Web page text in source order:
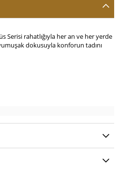
Serisi rahatlığıyla her an ve her yerde
dokusuyla konforun tadını